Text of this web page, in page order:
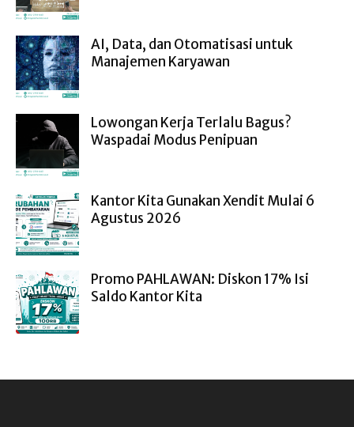
AI, Data, dan Otomatisasi untuk
Manajemen Karyawan
Lowongan Kerja Terlalu Bagus?
Waspadai Modus Penipuan
Kantor Kita Gunakan Xendit Mulai 6
Agustus 2026
Promo PAHLAWAN: Diskon 17% Isi
Saldo Kantor Kita